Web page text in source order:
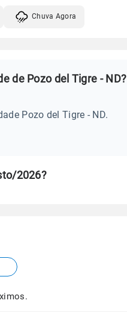
Chuva Agora
de Pozo del Tigre - ND?
Pozo del Tigre - ND.
2026?